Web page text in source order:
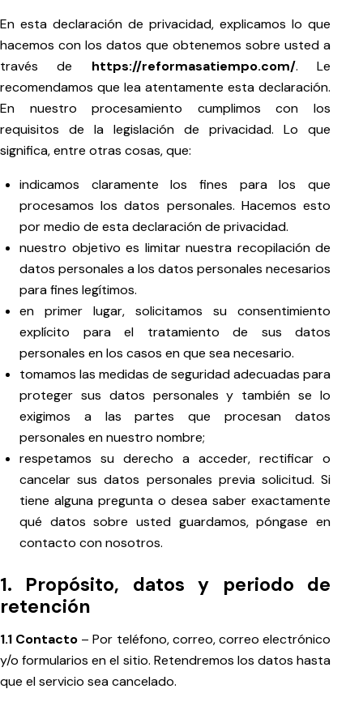
En esta declaración de privacidad, explicamos lo que
hacemos con los datos que obtenemos sobre usted a
través de https://reformasatiempo.com/. Le
recomendamos que lea atentamente esta declaración.
En nuestro procesamiento cumplimos con los
requisitos de la legislación de privacidad. Lo que
significa, entre otras cosas, que:
indicamos claramente los fines para los que
procesamos los datos personales. Hacemos esto
por medio de esta declaración de privacidad.
nuestro objetivo es limitar nuestra recopilación de
datos personales a los datos personales necesarios
para fines legítimos.
en primer lugar, solicitamos su consentimiento
explícito para el tratamiento de sus datos
personales en los casos en que sea necesario.
tomamos las medidas de seguridad adecuadas para
proteger sus datos personales y también se lo
exigimos a las partes que procesan datos
personales en nuestro nombre;
respetamos su derecho a acceder, rectificar o
cancelar sus datos personales previa solicitud. Si
tiene alguna pregunta o desea saber exactamente
qué datos sobre usted guardamos, póngase en
contacto con nosotros.
1. Propósito, datos y periodo de
retención
1.1 Contacto – Por teléfono, correo, correo electrónico
y/o formularios en el sitio. Retendremos los datos hasta
que el servicio sea cancelado.